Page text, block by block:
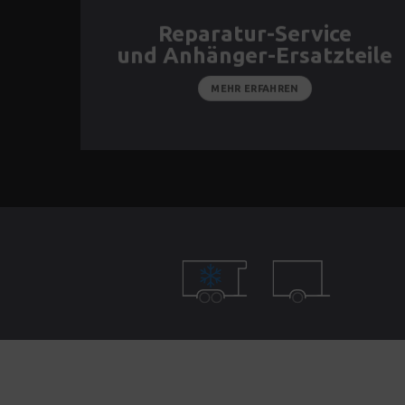
Reparatur-Service
und Anhänger-Ersatzteile
MEHR ERFAHREN